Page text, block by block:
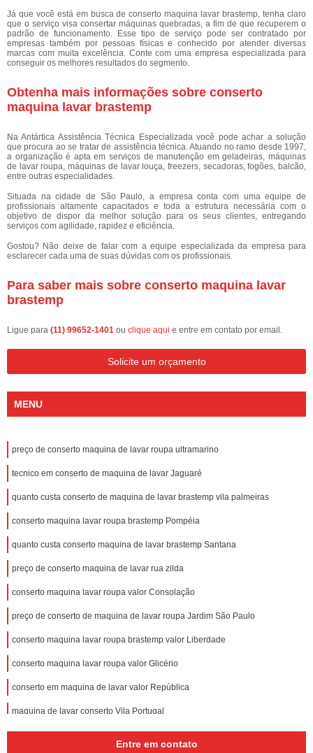
Já que você está em busca de conserto maquina lavar brastemp, tenha claro
que o serviço visa consertar máquinas quebradas, a fim de que recuperem o
padrão de funcionamento. Esse tipo de serviço pode ser contratado por
empresas também por pessoas físicas e conhecido por atender diversas
marcas com muita excelência. Conte com uma empresa especializada para
conseguir os melhores resultados do segmento.
Obtenha mais informações sobre conserto
maquina lavar brastemp
Na Antártica Assistência Técnica Especializada você pode achar a solução
que procura ao se tratar de assistência técnica. Atuando no ramo desde 1997,
a organização é apta em serviços de manutenção em geladeiras, máquinas
de lavar roupa, máquinas de lavar louça, freezers, secadoras, fogões, balcão,
entre outras especialidades.
Situada na cidade de São Paulo, a empresa conta com uma equipe de
profissionais altamente capacitados e toda a estrutura necessária com o
objetivo de dispor da melhor solução para os seus clientes, entregando
serviços com agilidade, rapidez e eficiência.
Gostou? Não deixe de falar com a equipe especializada da empresa para
esclarecer cada uma de suas dúvidas com os profissionais.
Para saber mais sobre conserto maquina lavar
brastemp
Ligue para (11) 99652-1401 ou clique aqui e entre em contato por email.
Solicite um orçamento
MENU
preço de conserto maquina de lavar roupa ultramarino
tecnico em conserto de maquina de lavar Jaguaré
quanto custa conserto de maquina de lavar brastemp vila palmeiras
conserto maquina lavar roupa brastemp Pompéia
quanto custa conserto maquina de lavar brastemp Santana
preço de conserto maquina de lavar rua zilda
conserto maquina lavar roupa valor Consolação
preço de conserto de maquina de lavar roupa Jardim São Paulo
conserto maquina lavar roupa brastemp valor Liberdade
conserto maquina lavar roupa valor Glicério
conserto em maquina de lavar valor República
maquina de lavar conserto Vila Portugal
Entre em contato